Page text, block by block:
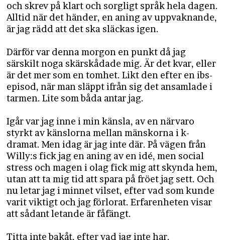
och skrev på klart och sorgligt språk hela dagen.
Alltid när det händer, en aning av uppvaknande,
är jag rädd att det ska släckas igen.
Därför var denna morgon en punkt då jag
särskilt noga skärskådade mig. Är det kvar, eller
är det mer som en tomhet. Likt den efter en ibs-
episod, när man släppt ifrån sig det ansamlade i
tarmen. Lite som båda antar jag.
Igår var jag inne i min känsla, av en närvaro
styrkt av känslorna mellan mänskorna i k-
dramat. Men idag är jag inte där. På vägen från
Willy:s fick jag en aning av en idé, men social
stress och magen i olag fick mig att skynda hem,
utan att ta mig tid att spara på fröet jag sett. Och
nu letar jag i minnet vilset, efter vad som kunde
varit viktigt och jag förlorat. Erfarenheten visar
att sådant letande är fåfängt.
Titta inte bakåt, efter vad jag inte har.